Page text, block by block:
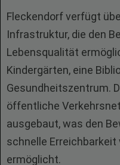
Fleckendorf verfügt
Infrastruktur, die den
Lebensqualität
Kindergärten, eine
Gesundheitszentrum.
öffentliche
ausgebaut, was den
schnelle
ermöglicht.